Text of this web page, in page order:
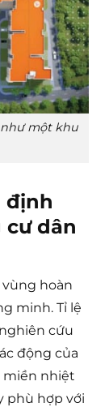
như một khu
định
dân
vùng hoàn
minh. Tỉ lệ
cứu
động của
miền nhiệt
phù hợp với